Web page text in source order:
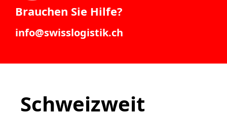
Brauchen Sie Hilfe?
info@swisslogistik.ch
Schweizweit